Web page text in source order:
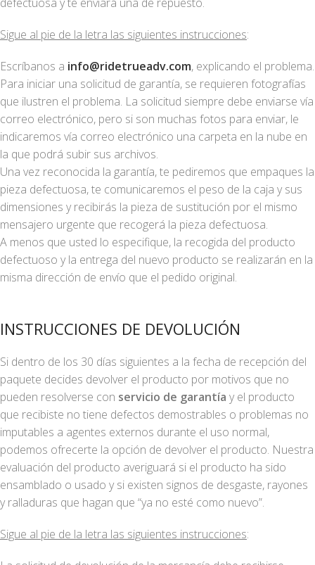
Sigue al pie de la letra las siguientes instrucciones:
Escríbanos a info@ridetrueadv.com, explicando el problema.
Para iniciar una solicitud de garantía, se requieren fotografías
que ilustren el problema. La solicitud siempre debe enviarse vía
correo electrónico, pero si son muchas fotos para enviar, le
indicaremos vía correo electrónico una carpeta en la nube en
la que podrá subir sus archivos.
Una vez reconocida la garantía, te pediremos que empaques la
pieza defectuosa, te comunicaremos el peso de la caja y sus
dimensiones y recibirás la pieza de sustitución por el mismo
mensajero urgente que recogerá la pieza defectuosa.
A menos que usted lo especifique, la recogida del producto
defectuoso y la entrega del nuevo producto se realizarán en la
misma dirección de envío que el pedido original.
INSTRUCCIONES DE DEVOLUCIÓN
Si dentro de los 30 días siguientes a la fecha de recepción del
paquete decides devolver el producto por motivos que no
pueden resolverse con servicio de garantía y el producto
que recibiste no tiene defectos demostrables o problemas no
imputables a agentes externos durante el uso normal,
podemos ofrecerte la opción de devolver el producto. Nuestra
evaluación del producto averiguará si el producto ha sido
ensamblado o usado y si existen signos de desgaste, rayones
y ralladuras que hagan que “ya no esté como nuevo”.
Sigue al pie de la letra las siguientes instrucciones: